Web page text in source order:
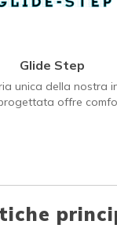
Glide Step
unica della nostra
offre